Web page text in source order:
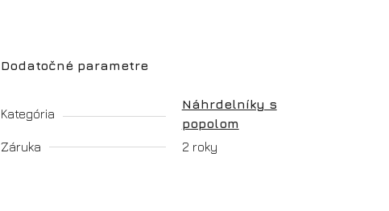
Dodatočné parametre
Kategória
Náhrdelníky s
popolom
Záruka
2 roky